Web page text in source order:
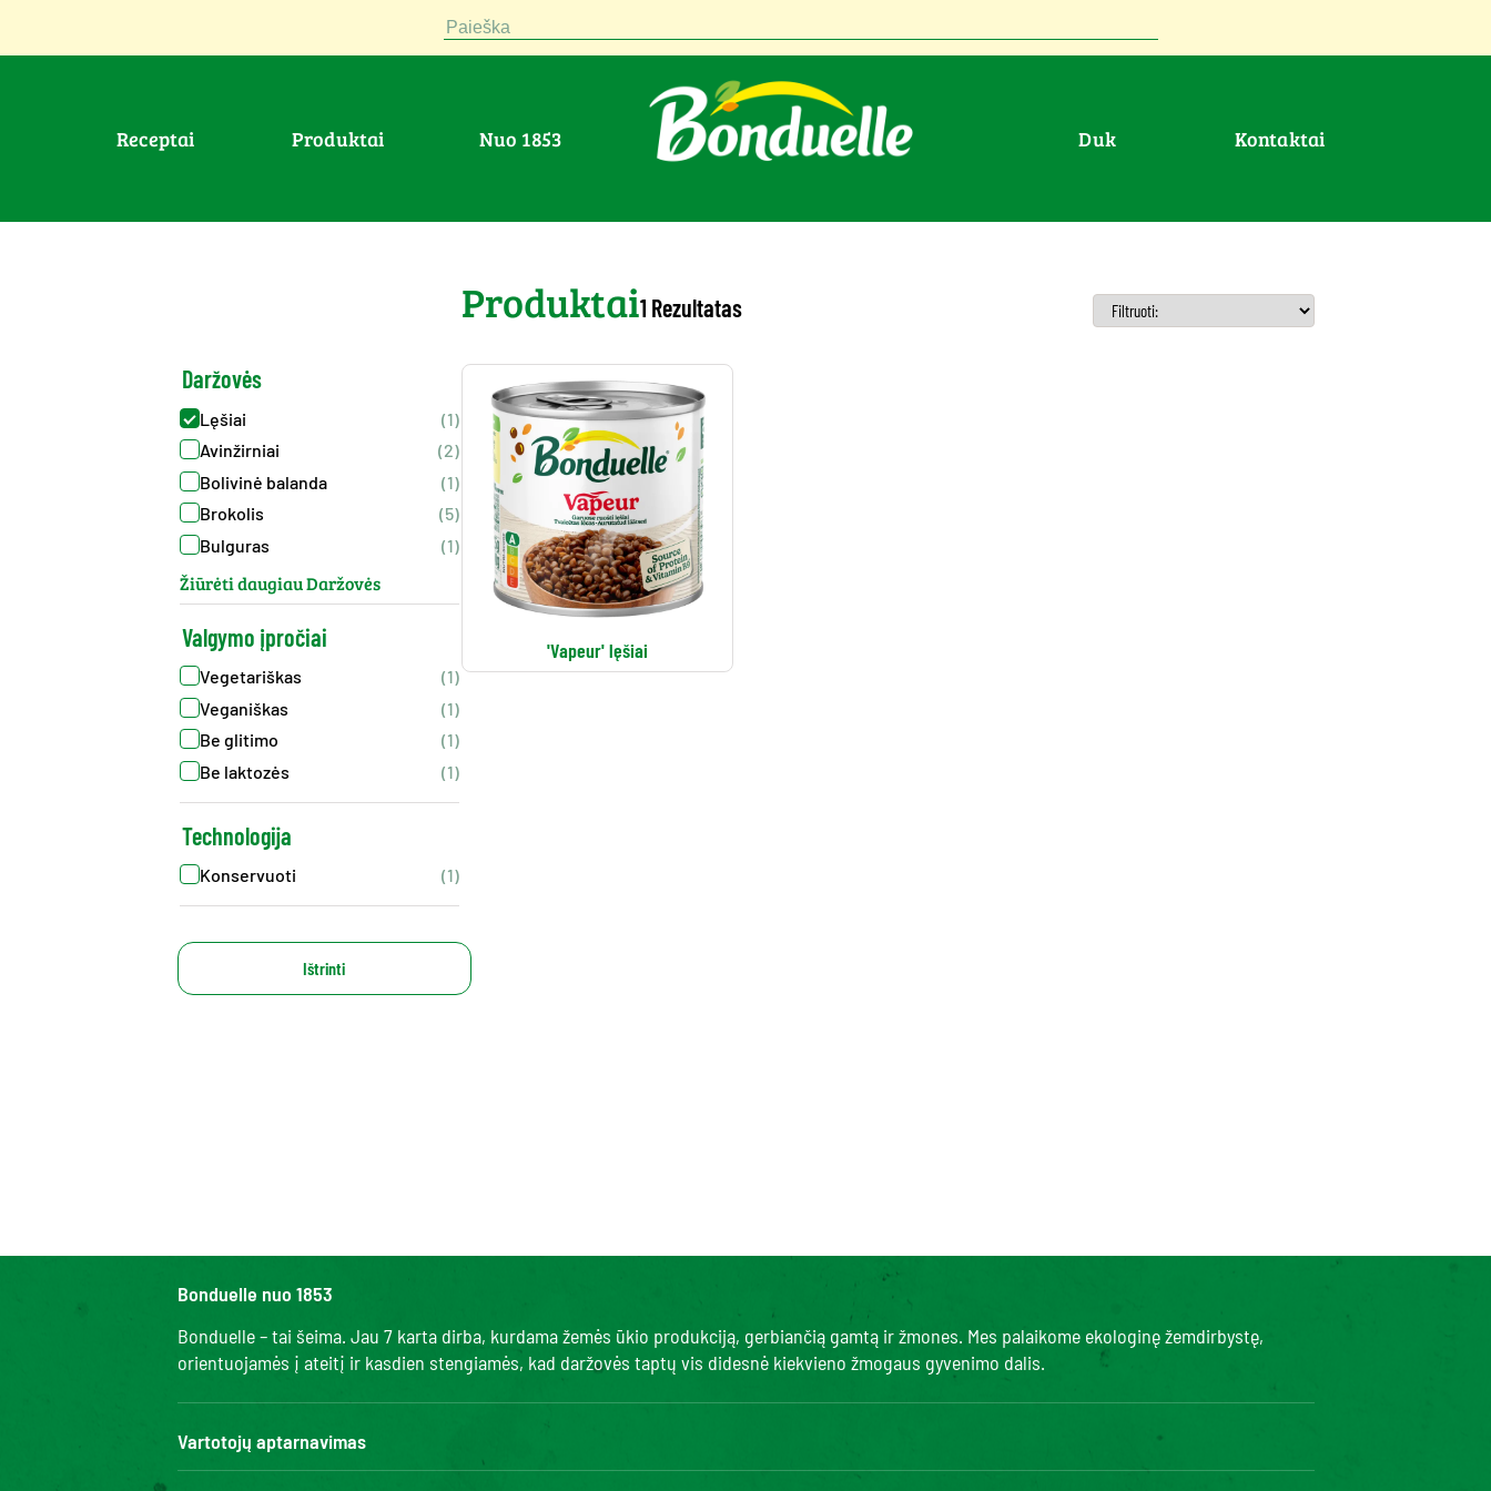
Paieška
Receptai Produktai nuo 1853 duk Kontaktai
Produktai1 Rezultatas
Daržovės
Lęšiai
(1)
Avinžirniai
(2)
Bolivinė balanda
(1)
Brokolis
(5)
Bulguras
(1)
Žiūrėti daugiau Daržovės
Valgymo įpročiai
Vegetariškas
(1)
Veganiškas
(1)
Be glitimo
(1)
Be laktozės
(1)
Technologija
Konservuoti (1)
Ištrinti
'Vapeur' lęšiai
Bonduelle nuo 1853
Bonduelle – tai šeima. Jau 7 karta dirba, kurdama žemės ūkio produkciją, gerbiančią gamtą ir žmones. Mes palaikome ekologinę žemdirbystę,
orientuojamės į ateitį ir kasdien stengiamės, kad daržovės taptų vis didesnė kiekvieno žmogaus gyvenimo dalis.
Vartotojų aptarnavimas